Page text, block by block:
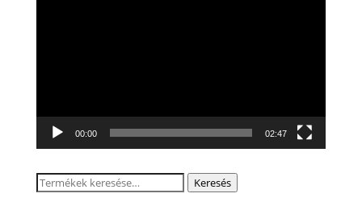
00:00 02:47
Keresés
Keresés